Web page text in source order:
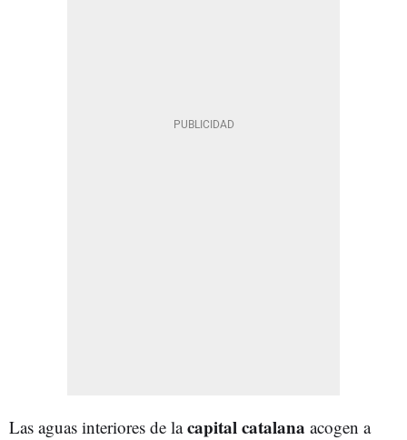
Las aguas interiores de lacapital catalana acogen a